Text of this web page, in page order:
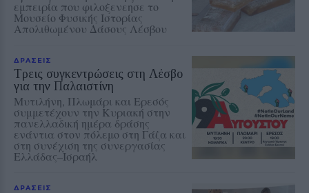
εμπειρία που φιλοξενεησε το
Μουσείο Φυσικής Ιστορίας
Απολιθωμένου Δάσους Λέσβου
ΔΡΑΣΕΙΣ
Τρεις συγκεντρώσεις στη Λέσβο
για την Παλαιστίνη
Μυτιλήνη, Πλωμάρι και Ερεσός
συμμετέχουν την Κυριακή στην
πανελλαδική ημέρα δράσης
ενάντια στον πόλεμο στη Γάζα και
στη συνέχιση της συνεργασίας
Ελλάδας–Ισραήλ
ΔΡΑΣΕΙΣ